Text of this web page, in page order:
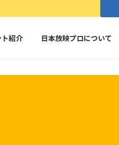
ト紹介 日本放映プロについて